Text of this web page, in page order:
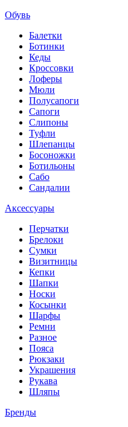
Обувь
Балетки
Ботинки
Кеды
Кроссовки
Лоферы
Мюли
Полусапоги
Сапоги
Слипоны
Туфли
Шлепанцы
Босоножки
Ботильоны
Сабо
Сандалии
Аксессуары
Перчатки
Брелоки
Сумки
Визитницы
Кепки
Шапки
Носки
Косынки
Шарфы
Ремни
Разное
Пояса
Рюкзаки
Украшения
Рукава
Шляпы
Бренды